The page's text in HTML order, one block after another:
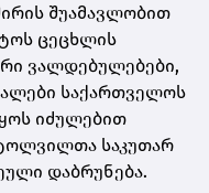
შუამავლობით
ცეცხლის
ვალდებულებები,
საქართველოს
იძულებით
საკუთარ
დაბრუნება.